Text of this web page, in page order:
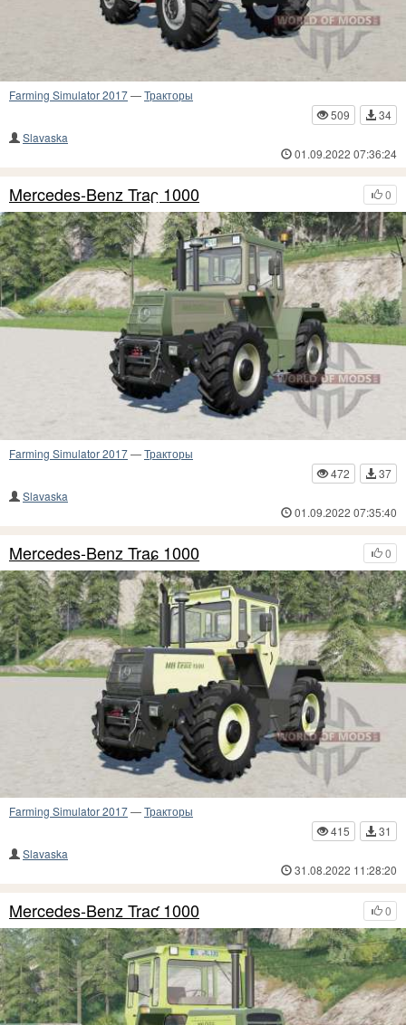
Farming Simulator 2017—Тракторы
509
34
Slavaska
01.09.2022 07:36:24
0
Mercedes-Benz Traʗ 1000
Farming Simulator 2017—Тракторы
472
37
Slavaska
01.09.2022 07:35:40
0
Mercedes-Benz Traɕ 1000
Farming Simulator 2017—Тракторы
415
31
Slavaska
31.08.2022 11:28:20
0
Mercedes-Benz Traƈ 1000